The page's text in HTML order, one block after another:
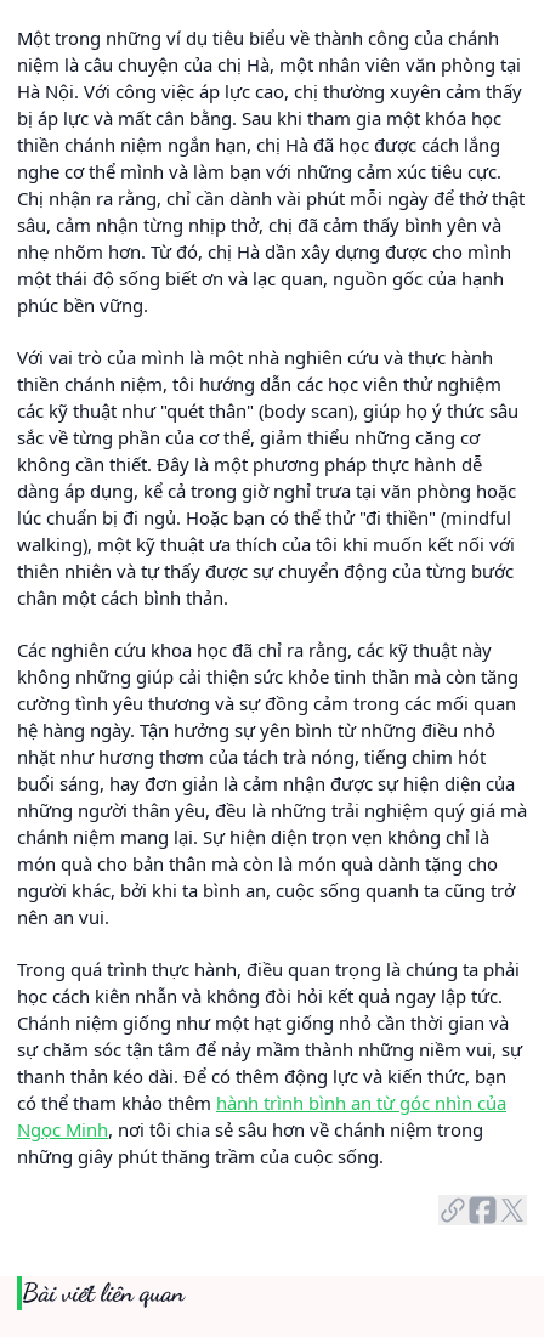
Một trong những ví dụ tiêu biểu về thành công của chánh
niệm là câu chuyện của chị Hà, một nhân viên văn phòng tại
Hà Nội. Với công việc áp lực cao, chị thường xuyên cảm thấy
bị áp lực và mất cân bằng. Sau khi tham gia một khóa học
thiền chánh niệm ngắn hạn, chị Hà đã học được cách lắng
nghe cơ thể mình và làm bạn với những cảm xúc tiêu cực.
Chị nhận ra rằng, chỉ cần dành vài phút mỗi ngày để thở thật
sâu, cảm nhận từng nhịp thở, chị đã cảm thấy bình yên và
nhẹ nhõm hơn. Từ đó, chị Hà dần xây dựng được cho mình
một thái độ sống biết ơn và lạc quan, nguồn gốc của hạnh
phúc bền vững.
Với vai trò của mình là một nhà nghiên cứu và thực hành
thiền chánh niệm, tôi hướng dẫn các học viên thử nghiệm
các kỹ thuật như "quét thân" (body scan), giúp họ ý thức sâu
sắc về từng phần của cơ thể, giảm thiểu những căng cơ
không cần thiết. Đây là một phương pháp thực hành dễ
dàng áp dụng, kể cả trong giờ nghỉ trưa tại văn phòng hoặc
lúc chuẩn bị đi ngủ. Hoặc bạn có thể thử "đi thiền" (mindful
walking), một kỹ thuật ưa thích của tôi khi muốn kết nối với
thiên nhiên và tự thấy được sự chuyển động của từng bước
chân một cách bình thản.
Các nghiên cứu khoa học đã chỉ ra rằng, các kỹ thuật này
không những giúp cải thiện sức khỏe tinh thần mà còn tăng
cường tình yêu thương và sự đồng cảm trong các mối quan
hệ hàng ngày. Tận hưởng sự yên bình từ những điều nhỏ
nhặt như hương thơm của tách trà nóng, tiếng chim hót
buổi sáng, hay đơn giản là cảm nhận được sự hiện diện của
những người thân yêu, đều là những trải nghiệm quý giá mà
chánh niệm mang lại. Sự hiện diện trọn vẹn không chỉ là
món quà cho bản thân mà còn là món quà dành tặng cho
người khác, bởi khi ta bình an, cuộc sống quanh ta cũng trở
nên an vui.
Trong quá trình thực hành, điều quan trọng là chúng ta phải
học cách kiên nhẫn và không đòi hỏi kết quả ngay lập tức.
Chánh niệm giống như một hạt giống nhỏ cần thời gian và
sự chăm sóc tận tâm để nảy mầm thành những niềm vui, sự
thanh thản kéo dài. Để có thêm động lực và kiến thức, bạn
có thể tham khảo thêm hành trình bình an từ góc nhìn của
Ngọc Minh, nơi tôi chia sẻ sâu hơn về chánh niệm trong
những giây phút thăng trầm của cuộc sống.
Bài viết liên quan